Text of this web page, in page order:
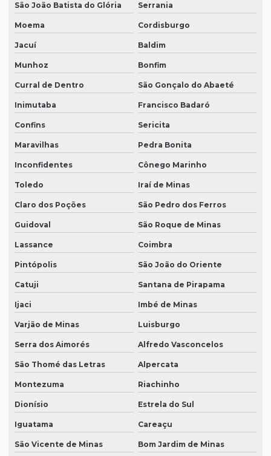
São João Batista do Glória Serrania
Moema Cordisburgo
Jacuí Baldim
Munhoz Bonfim
Curral de Dentro São Gonçalo do Abaeté
Inimutaba Francisco Badaró
Confins Sericita
Maravilhas Pedra Bonita
Inconfidentes Cônego Marinho
Toledo Iraí de Minas
Claro dos Poções São Pedro dos Ferros
Guidoval São Roque de Minas
Lassance Coimbra
Pintópolis São João do Oriente
Catuji Santana de Pirapama
Ijaci Imbé de Minas
Varjão de Minas Luisburgo
Serra dos Aimorés Alfredo Vasconcelos
São Thomé das Letras Alpercata
Montezuma Riachinho
Dionísio Estrela do Sul
Iguatama Careaçu
São Vicente de Minas Bom Jardim de Minas